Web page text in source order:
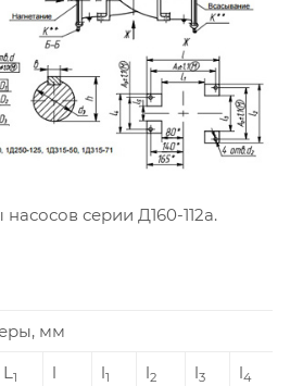
серии Д160-112а.
мм
L1 l l1 l2 l3 l4